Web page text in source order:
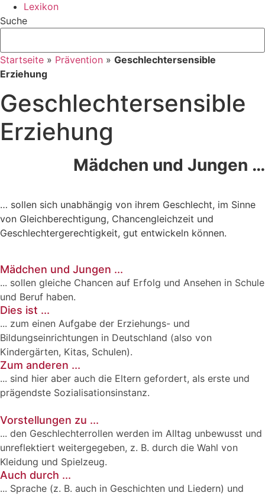
Lexikon
Suche
Startseite » Prävention » Geschlechtersensible
Erziehung
Geschlechtersensible
Erziehung
Mädchen und Jungen …
… sollen sich unabhängig von ihrem Geschlecht, im Sinne
von Gleichberechtigung, Chancengleichzeit und
Geschlechtergerechtigkeit, gut entwickeln können.
Mädchen und Jungen ...
... sollen gleiche Chancen auf Erfolg und Ansehen in Schule
und Beruf haben.
Dies ist ...
... zum einen Aufgabe der Erziehungs- und
Bildungseinrichtungen in Deutschland (also von
Kindergärten, Kitas, Schulen).
Zum anderen ...
... sind hier aber auch die Eltern gefordert, als erste und
prägendste Sozialisationsinstanz.
Vorstellungen zu ...
... den Geschlechterrollen werden im Alltag unbewusst und
unreflektiert weitergegeben, z. B. durch die Wahl von
Kleidung und Spielzeug.
Auch durch ...
... Sprache (z. B. auch in Geschichten und Liedern) und